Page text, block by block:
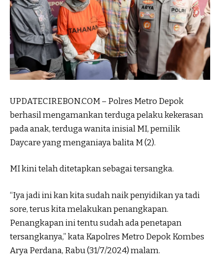
UPDATECIREBON.COM – Polres Metro Depok
berhasil mengamankan terduga pelaku kekerasan
pada anak, terduga wanita inisial MI, pemilik
Daycare yang menganiaya balita M (2).
MI kini telah ditetapkan sebagai tersangka.
“Iya jadi ini kan kita sudah naik penyidikan ya tadi
sore, terus kita melakukan penangkapan.
Penangkapan ini tentu sudah ada penetapan
tersangkanya,” kata Kapolres Metro Depok Kombes
Arya Perdana, Rabu (31/7/2024) malam.